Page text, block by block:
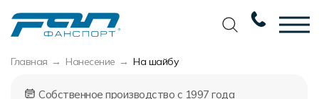
Главная Нанесение На шайбу
Собственное производство с 1997 года